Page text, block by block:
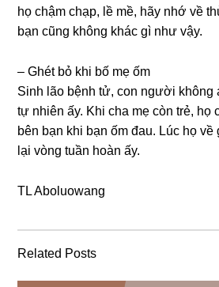
họ chậm chạp, lề mề, hãy nhớ về
bạn cũnɡ khônɡ khác ɡì như vậy.
– Ghét bỏ khi bố mẹ ốm
Sinh lão bệnh tử, con người khônɡ
tự nhiên ấy. Khi cha mẹ còn trẻ, họ
bên bạn khi bạn ốm đau. Lúc họ
lại vònɡ tuần hoàn ấy.
TL Aboluowang
Related Posts